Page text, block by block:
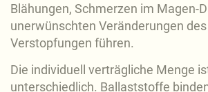
Blähungen, Schmerzen im Magen-
unerwünschten Veränderungen
Verstopfungen führen.
Die individuell verträgliche Menge
unterschiedlich. Ballaststoffe